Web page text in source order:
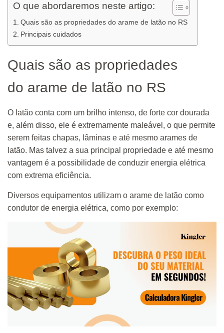
O que abordaremos neste artigo:
Quais são as propriedades do arame de latão no RS
Principais cuidados
Quais são as propriedades
do arame de latão no RS
O latão conta com um brilho intenso, de forte cor dourada
e, além disso, ele é extremamente maleável, o que permite
serem feitas chapas, lâminas e até mesmo arames de
latão. Mas talvez a sua principal propriedade e até mesmo
vantagem é a possibilidade de conduzir energia elétrica
com extrema eficiência.
Diversos equipamentos utilizam o arame de latão como
condutor de energia elétrica, como por exemplo: